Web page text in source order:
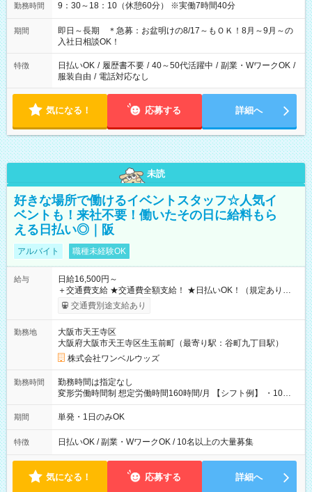
勤務時間 9：30～18：10（休憩60分） ※実働7時間40分
期間
即日～長期 ＊急募：お盆明けの8/17～もＯＫ！8月～9月～の
入社日相談OK！
特徴 日払いOK / 履歴書不要 / 40～50代活躍中 / 副業・WワークOK /
服装自由 / 電話対応なし
気になる！ 応募する 詳細へ
未読
好きな場所で働けるイベントスタッフ☆人気イ
ベントも！来社不要！働いたその日に給料もら
える日払い◎｜阪
アルバイト 職種未経験OK
給与
日給16,500円～
＋交通費支給 ★交通費全額支給！ ★日払いOK！（規定あり） ┗
働いたその日に現金GET♪ お仕事後はコンビニATMから 日払
交通費別途支給あり
勤務地
大阪市天王寺区
大阪府大阪市天王寺区生玉前町（最寄り駅：谷町九丁目駅）
株式会社ワンベルウッズ
勤務時間
勤務時間は指定なし
変形労働時間制 想定労働時間160時間/月 【シフト例】 ・10：
00～20：00
期間 単発・1日のみOK
特徴 日払いOK / 副業・WワークOK / 10名以上の大量募集
気になる！ 応募する 詳細へ